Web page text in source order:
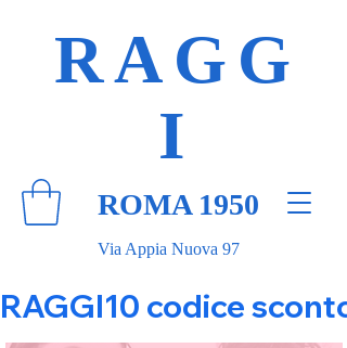
Via Appia Nuova 97
RAGG
I
ROMA 1950
RAGGI10 codice